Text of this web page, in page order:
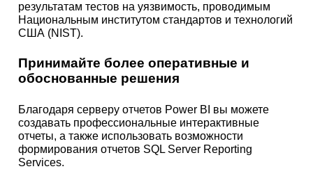
результатам тестов на уязвимость, проводимым
Национальным институтом стандартов и технологий
США (NIST).
Принимайте более оперативные и
обоснованные решения
Благодаря серверу отчетов Power BI вы можете
создавать профессиональные интерактивные
отчеты, а также использовать возможности
формирования отчетов SQL Server Reporting
Services.